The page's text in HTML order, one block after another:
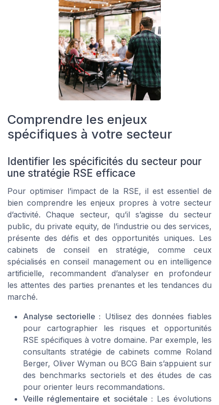
Comprendre les enjeux
spécifiques à votre secteur
Identifier les spécificités du secteur pour
une stratégie RSE efficace
Pour optimiser l’impact de la RSE, il est essentiel de
bien comprendre les enjeux propres à votre secteur
d’activité. Chaque secteur, qu’il s’agisse du secteur
public, du private equity, de l’industrie ou des services,
présente des défis et des opportunités uniques. Les
cabinets de conseil en stratégie, comme ceux
spécialisés en conseil management ou en intelligence
artificielle, recommandent d’analyser en profondeur
les attentes des parties prenantes et les tendances du
marché.
Analyse sectorielle : Utilisez des données fiables
pour cartographier les risques et opportunités
RSE spécifiques à votre domaine. Par exemple, les
consultants stratégie de cabinets comme Roland
Berger, Oliver Wyman ou BCG Bain s’appuient sur
des benchmarks sectoriels et des études de cas
pour orienter leurs recommandations.
Veille réglementaire et sociétale : Les évolutions